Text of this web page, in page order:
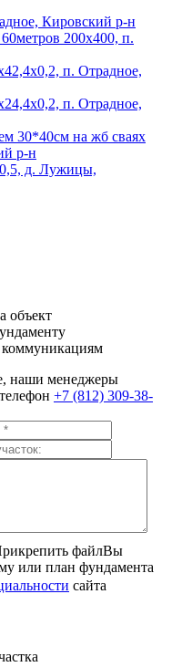
Кировский р-н
200х400, п.
п. Отрадное,
п. Отрадное,
30*40см на жб сваях
р-н
д. Лужицы,
объект
наши менеджеры
+7 (812) 309-38-
файлВы
или план фундамента
сайта